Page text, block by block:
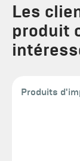
Les
produit
Produits